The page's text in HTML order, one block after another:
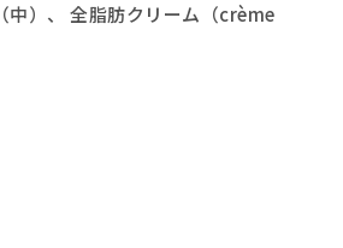
）、 全脂肪クリーム（crème